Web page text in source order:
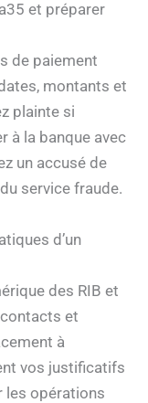
et préparer
de paiement
montants et
plainte si
à la banque avec
un accusé de
service fraude.
d’un
des RIB et
et
à
vos justificatifs
les opérations